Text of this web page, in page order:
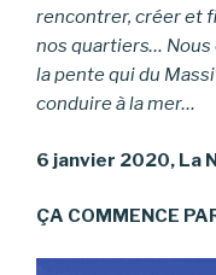
rencontrer, créer et
nos quartiers…
la pente qui du
conduire à la mer…
6 janvier 2020, La
ÇA COMMENCE